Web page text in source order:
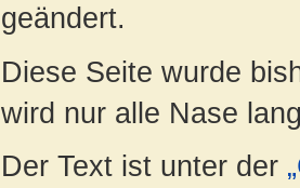
geändert.
Diese Seite wurde
wird nur alle Nase
Der Text ist unter der